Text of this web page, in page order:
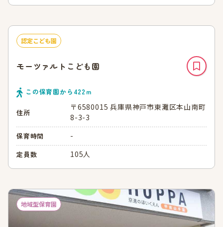
認定こども園
モーツァルトこども園
この保育園から 422ｍ
住所
〒6580015 兵庫県神戸市東灘区本山南町
8-3-3
保育時間 -
定員数 105人
地域型保育園